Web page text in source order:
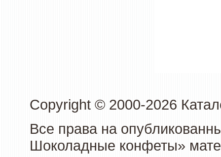
Copyright © 2000-2026
Все права на
Шоколадные конфеты»